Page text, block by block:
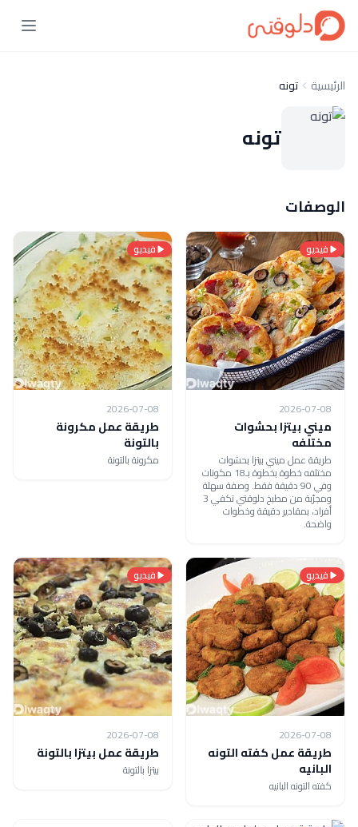
الرئيسية تونه
تونه
الوصفات
فيديو
2026-07-08
ميني بيتزا بحشوات
مختلفه
طريقة عمل ميني بيتزا بحشوات
مختلفه خطوة بخطوة بـ18 مكونات
وفي 90 دقيقة فقط. وصفة سهلة
ومجرّبة من مطبخ دلوقتي تكفي 3
أفراد، بمقادير دقيقة وخطوات
واضحة.
فيديو
2026-07-08
طريقة عمل مكرونة
بالتونة
مكرونة بالتونة
فيديو
2026-07-08
طريقة عمل كفته التونه
البانيه
كفته التونه البانيه
فيديو
2026-07-08
طريقة عمل بيتزا بالتونة
بيتزا بالتونة